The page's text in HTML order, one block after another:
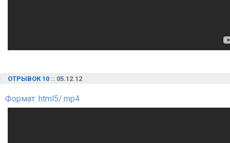
ОТРЫВОК 10 :: 05.12.12
Формат: html5/.mp4